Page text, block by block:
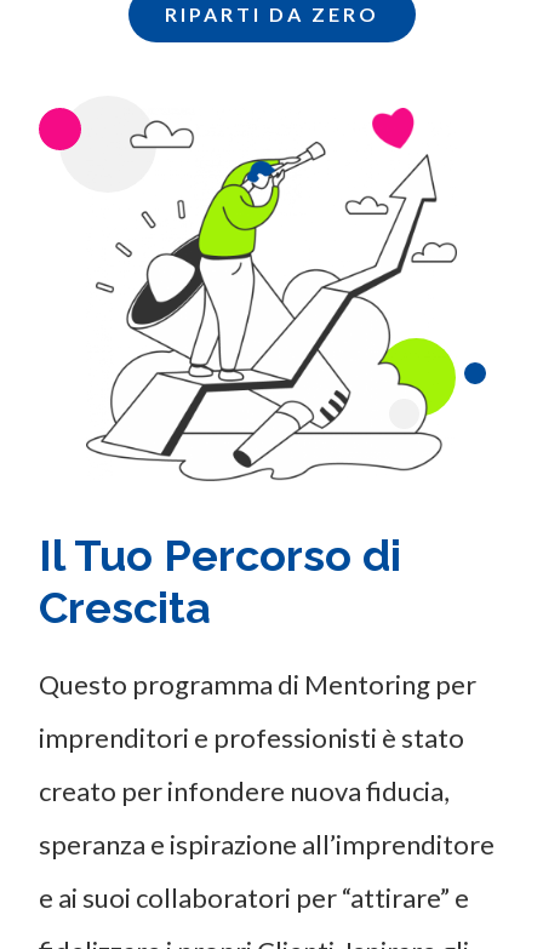
RIPARTI DA ZERO
Il Tuo Percorso di
Crescita
Questo programma di Mentoring per
imprenditori e professionisti è stato
creato per infondere nuova fiducia,
speranza e ispirazione all’imprenditore
e ai suoi collaboratori per “attirare” e